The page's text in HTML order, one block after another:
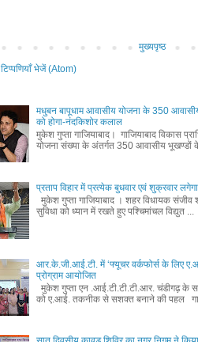
मुख्यपृष्ठ
टिप्पणियाँ भेजें (Atom)
मधुबन बापूधाम आवासीय योजना के 350
को होगा-नंदकिशोर कलाल
मुकेश गुप्ता गाजियाबाद। गाजियाबाद विकास
योजना संख्या के अंतर्गत 350 आवासीय
प्रताप विहार में प्रत्येक बुधवार एवं शुक्रवार
मुकेश गुप्ता गाजियाबाद । शहर विधायक संजीव
सुविधा को ध्यान में रखते हुए पश्चिमांचल विद्युत ...
आर.के.जी.आई.टी. में ‘फ्यूचर वर्कफोर्स के लिए
प्रोग्राम आयोजित
मुकेश गुप्ता एन .आई.टी.टी.टी.आर. चंडीगढ़ के
को ए.आई. तकनीक से सशक्त बनाने की पहल